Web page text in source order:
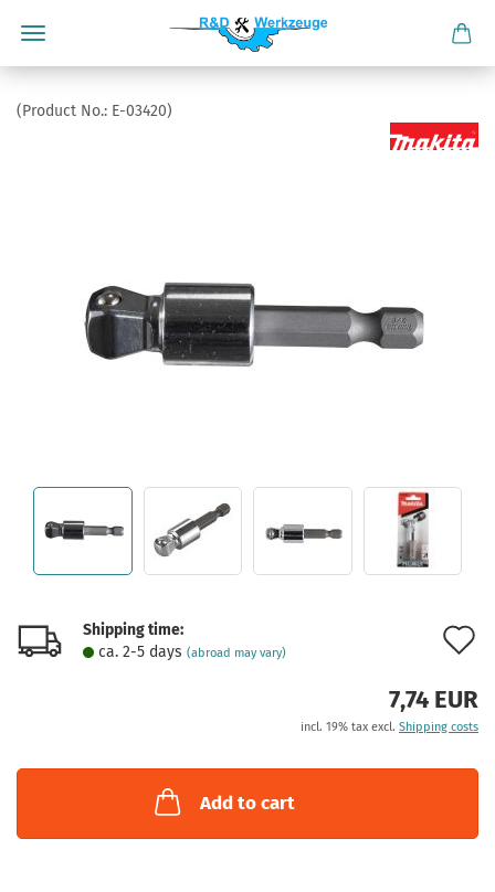
(Product No.: E-03420)
Shipping time:
ca. 2-5 days (abroad may vary)
7,74 EUR
incl. 19% tax excl. Shipping costs
Add to cart